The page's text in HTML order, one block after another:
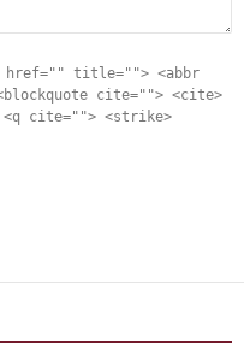
href="" title=""> <abbr
cite=""> <cite>
<q cite=""> <strike>